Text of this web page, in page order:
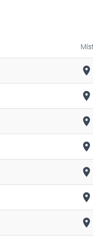
place
place
place
place
place
place
place